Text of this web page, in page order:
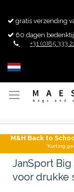
gratis verzending
60 dagen
+31 (0)85 333
Toggle
M&H Back to
*Korting
JanSport
voor drukke